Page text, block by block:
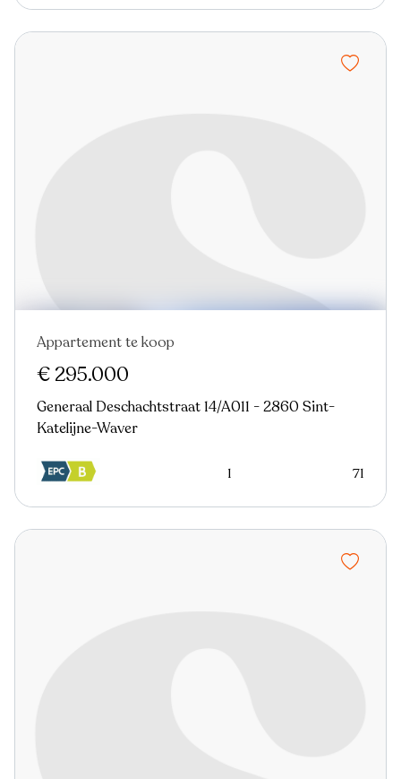
Nieuw
Appartement te koop
€ 295.000
Generaal Deschachtstraat 14/A011 - 2860 Sint-
Katelijne-Waver
1 71